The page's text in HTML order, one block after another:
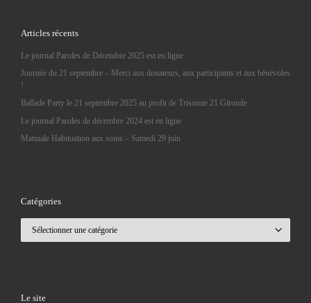
Articles récents
Le journal Paroles de Décembre 2025 est en ligne
Journée du 21 septembre – Merci aux donateurs, aux participants et aux bénévoles
!
Ballade Party le 21 septembre 2025 au profit de Trisomie 21 Gironde
Le journal Paroles de décembre 2024 est en ligne
Matinale Habituation aux soins – Samedi 29 juin
Catégories
Le site